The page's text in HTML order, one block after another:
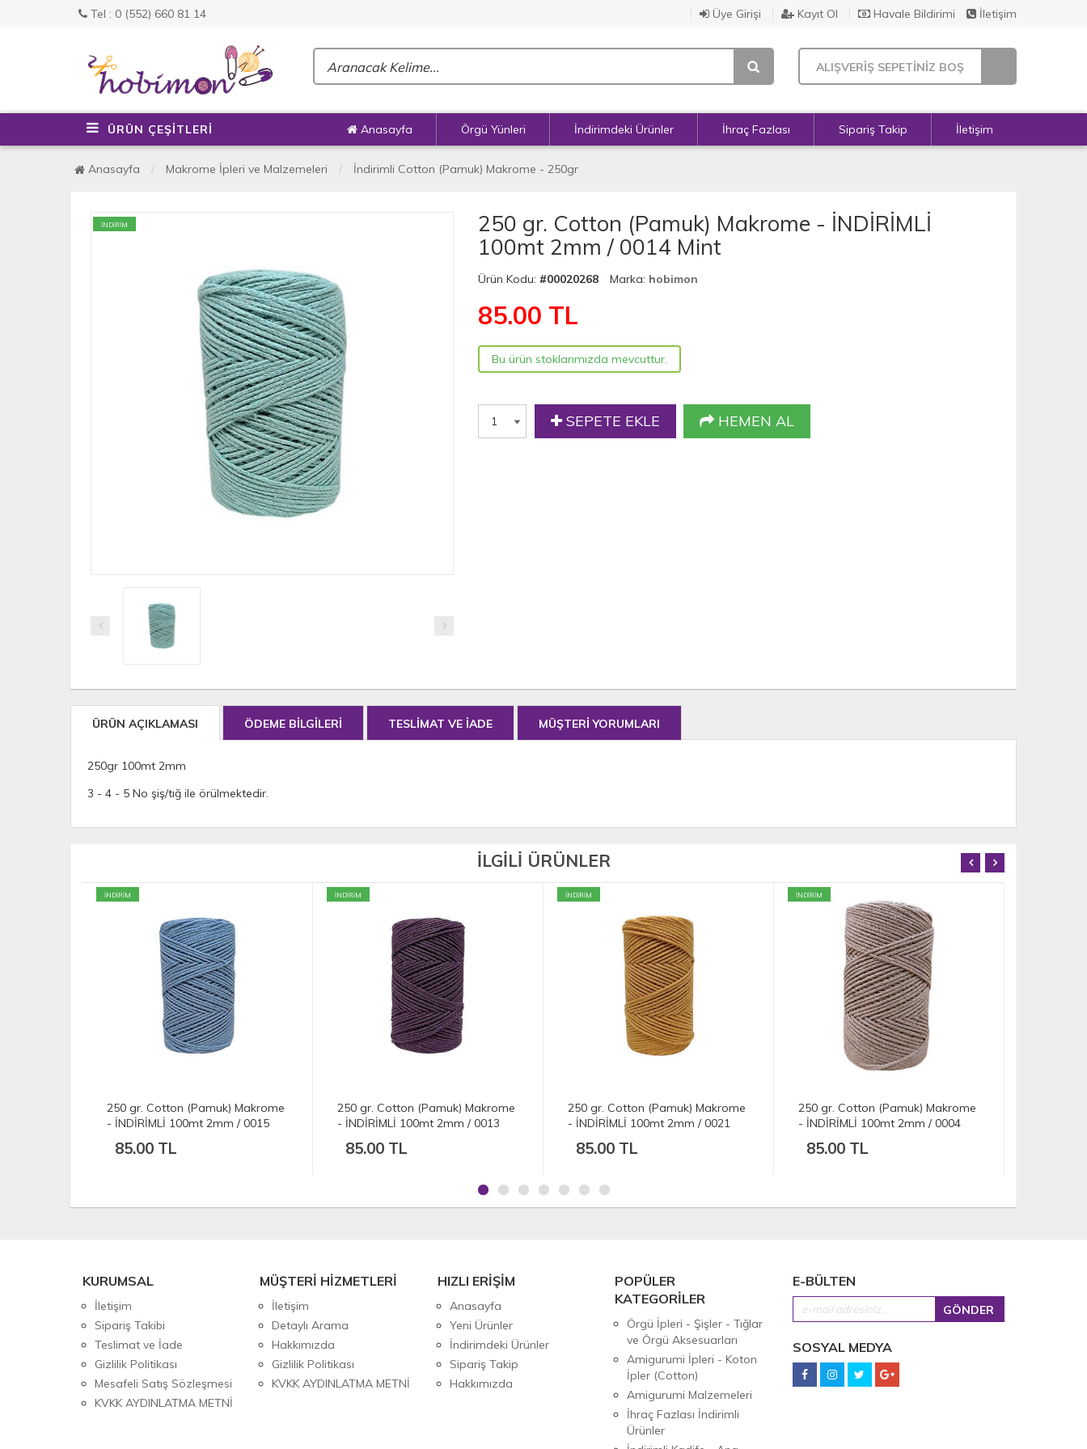
Tel : 0 (552) 660 81 14 Üye Girişi Kayıt Ol Havale Bildirimi İletişim
ALIŞVERİŞ SEPETİNİZ BOŞ
ÜRÜN ÇEŞİTLERİ Anasayfa Örgü Yünleri İndirimdeki Ürünler İhraç Fazlası Sipariş Takip İletişim
Anasayfa Makrome İpleri ve Malzemeleri İndirimli Cotton (Pamuk) Makrome - 250gr
İNDİRİM
250 gr. Cotton (Pamuk) Makrome - İNDİRİMLİ
100mt 2mm / 0014 Mint
Ürün Kodu: #00020268 Marka: hobimon
85.00 TL
Bu ürün stoklarımızda mevcuttur.
SEPETE EKLE HEMEN AL
ÜRÜN AÇIKLAMASI ÖDEME BİLGİLERİ TESLİMAT VE İADE MÜŞTERİ YORUMLARI
250gr 100mt 2mm
3 - 4 - 5 No şiş/tığ ile örülmektedir.
İLGİLİ ÜRÜNLER
İNDİRİM
250 gr. Cotton (Pamuk) Makrome
- İNDİRİMLİ 100mt 2mm / 0013
85.00 TL
İNDİRİM
250 gr. Cotton (Pamuk) Makrome
- İNDİRİMLİ 100mt 2mm / 0021
85.00 TL
İNDİRİM
250 gr. Cotton (Pamuk) Makrome
- İNDİRİMLİ 100mt 2mm / 0004
85.00 TL
İNDİRİM
250 gr. Cotton (Pamuk) Makrome
- İNDİRİMLİ 100mt 2mm / 000 Açık
85.00 TL
KURUMSAL
İletişim
Sipariş Takibi
Teslimat ve İade
Gizlilik Politikası
Mesafeli Satış Sözleşmesi
KVKK AYDINLATMA METNİ
MÜŞTERİ HİZMETLERİ
İletişim
Detaylı Arama
Hakkımızda
Gizlilik Politikası
KVKK AYDINLATMA METNİ
HIZLI ERİŞİM
Anasayfa
Yeni Ürünler
İndirimdeki Ürünler
Sipariş Takip
Hakkımızda
POPÜLER
KATEGORİLER
Örgü İpleri - Şişler - Tığlar
ve Örgü Aksesuarları
Amigurumi İpleri - Koton
İpler (Cotton)
Amigurumi Malzemeleri
İhraç Fazlası İndirimli
Ürünler
E-BÜLTEN
SOSYAL MEDYA